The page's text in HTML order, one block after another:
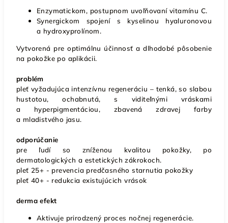
Enzymatickom, postupnom uvoľňovaní vitamínu C.
Synergickom spojení s kyselinou hyaluronovou
a hydroxyprolínom.
Vytvorená pre optimálnu účinnosť a dlhodobé pôsobenie
na pokožke po aplikácii.
problém
pleť vyžadujúca intenzívnu regeneráciu – tenká, so slabou
hustotou, ochabnutá, s viditeľnými vráskami
a hyperpigmentáciou, zbavená zdravej farby
a mladistvého jasu.
odporúčanie
pre ľudí so zníženou kvalitou pokožky, po
dermatologických a estetických zákrokoch.
pleť 25+ - prevencia predčasného starnutia pokožky
pleť 40+ - redukcia existujúcich vrások
derma efekt
Aktivuje prirodzený proces nočnej regenerácie.